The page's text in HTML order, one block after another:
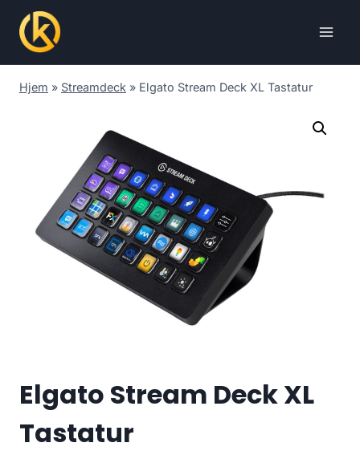
content
Hjem » Streamdeck » Elgato Stream Deck XL Tastatur
Elgato Stream Deck XL
Tastatur